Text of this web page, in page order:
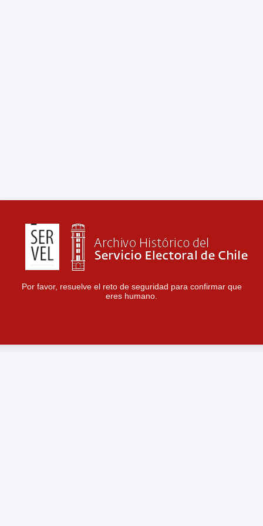
Por favor, resuelve el reto de seguridad para confirmar que
eres humano.